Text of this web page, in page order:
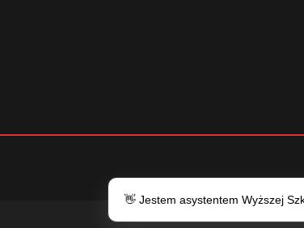
👋 Jestem asystentem Wyższej